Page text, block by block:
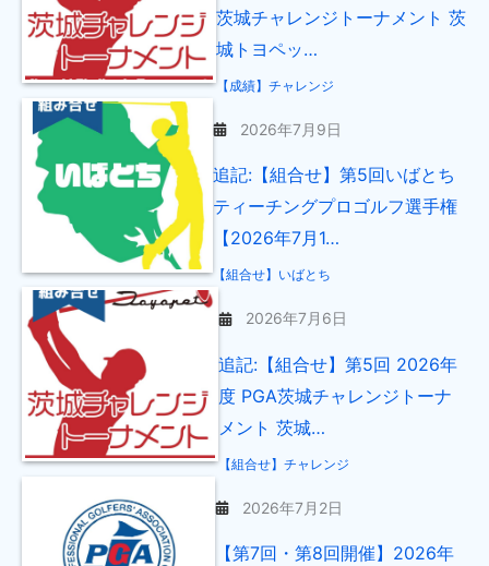
茨城チャレンジトーナメント 茨
城トヨペッ…
【成績】チャレンジ
2026年7月9日
追記:【組合せ】第5回いばとち
ティーチングプロゴルフ選手権
【2026年7月1…
【組合せ】いばとち
2026年7月6日
追記:【組合せ】第5回 2026年
度 PGA茨城チャレンジトーナ
メント 茨城…
【組合せ】チャレンジ
2026年7月2日
【第7回・第8回開催】2026年